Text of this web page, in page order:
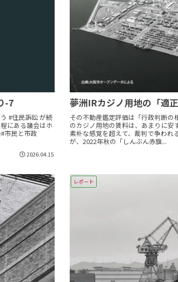
-7
#住民訴訟 が続
にある議会はホ
市民と市政
2026.04.15
夢洲IRカジノ用地の「適正
その不動産鑑定評価は「行政判断
のカジノ用地の賃料は、あまりに安
素朴な感覚を超えて、裁判で争われ
が、2022年秋の「しんぶん赤旗...
レポート